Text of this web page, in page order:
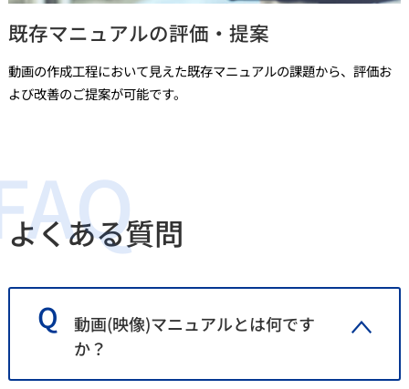
既存マニュアルの評価・提案
動画の作成工程において見えた既存マニュアルの課題から、評価お
よび改善のご提案が可能です。
よくある質問
動画(映像)マニュアルとは何です
か？